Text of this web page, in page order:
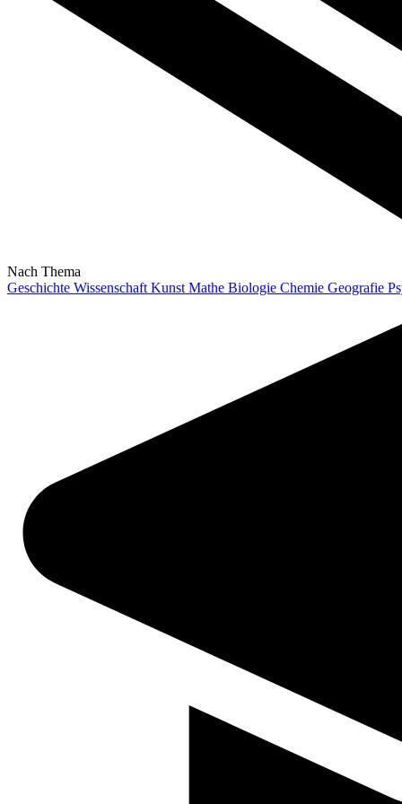
Nach Thema
Geschichte Wissenschaft Kunst Mathe Biologie Chemie Geografie